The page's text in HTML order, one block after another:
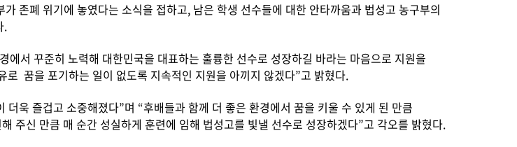
존폐 위기에 놓였다는 소식을 접하고, 남은 학생 선수들에 대한 안타까움과 법성고 농구부의
.
서 꾸준히 노력해 대한민국을 대표하는 훌륭한 선수로 성장하길 바라는 마음으로 지원을
꿈을 포기하는 일이 없도록 지속적인 지원을 아끼지 않겠다”고 밝혔다.
욱 즐겁고 소중해졌다”며 “후배들과 함께 더 좋은 환경에서 꿈을 키울 수 있게 된 만큼
주신 만큼 매 순간 성실하게 훈련에 임해 법성고를 빛낼 선수로 성장하겠다”고 각오를 밝혔다.